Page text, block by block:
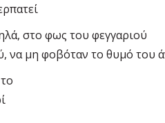
στο φως του φεγγαριού
να μη φοβόταν το θυμό του